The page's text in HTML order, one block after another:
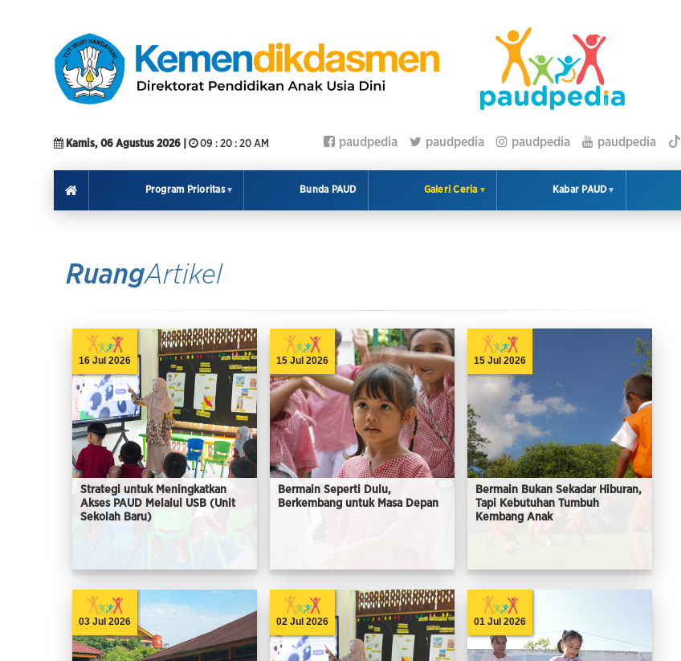
Kamis, 06 Agustus 2026 | 09 :20 :22 AM paudpedia paudpedia paudpedia paudpedia
Program Prioritas Bunda PAUD Galeri Ceria Kabar PAUD
RuangArtikel
16 Jul 2026
Strategi untuk Meningkatkan
Akses PAUD Melalui USB (Unit
Sekolah Baru)
15 Jul 2026
Bermain Seperti Dulu,
Berkembang untuk Masa Depan
15 Jul 2026
Bermain Bukan Sekadar Hiburan,
Tapi Kebutuhan Tumbuh
Kembang Anak
03 Jul 2026 02 Jul 2026 01 Jul 2026